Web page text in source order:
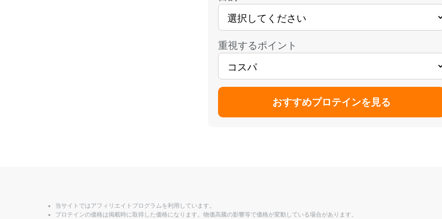
重視するポイント
おすすめプロテインを見る
当サイトではアフィリエイトプログラムを利用しています。
プロテインの価格は掲載時に取得した価格になります。物価高騰の影響等で価格が変動している場合があります。